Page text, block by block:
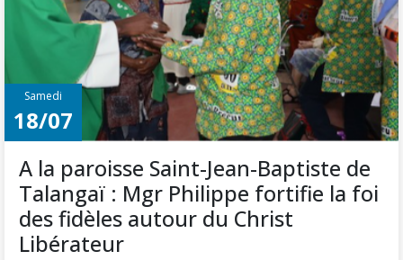
Samedi
18/07
A la paroisse Saint-Jean-Baptiste de
Talangaï : Mgr Philippe fortifie la foi
des fidèles autour du Christ
Libérateur